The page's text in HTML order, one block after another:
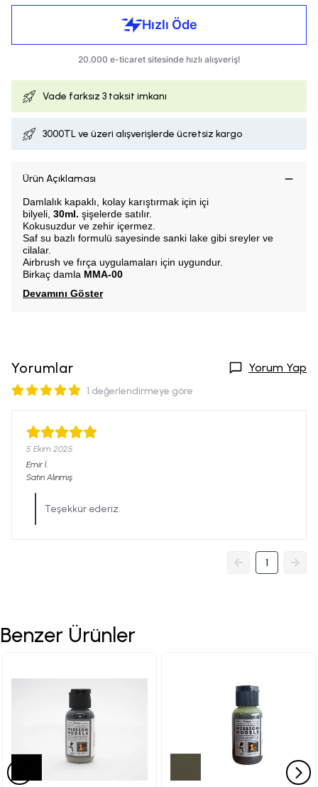
Vade farksız 3 taksit imkanı
3000TL ve üzeri alışverişlerde ücretsiz kargo
Ürün Açıklaması
Damlalık kapaklı, kolay karıştırmak için içi
bilyeli, 30ml. şişelerde satılır.
Kokusuzdur ve zehir içermez.
Saf su bazlı formulü sayesinde sanki lake gibi sreyler ve
cilalar.
Airbrush ve fırça uygulamaları için uygundur.
Birkaç damla MMA-00
Devamını Göster
Yorumlar Yorum Yap
1 değerlendirmeye göre
5 Ekim 2025
Emir İ.
Satın Alınmış
Teşekkür ederiz.
1
Benzer Ürünler